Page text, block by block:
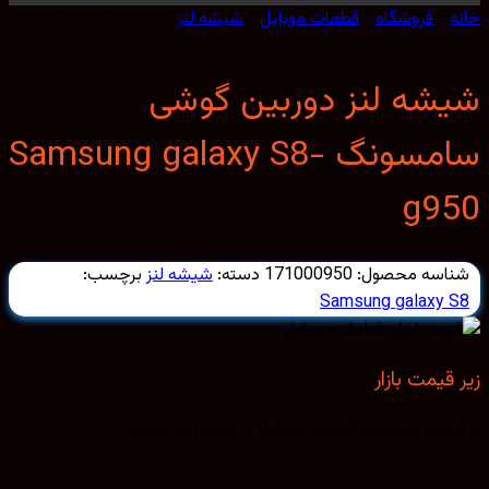
/فروشگاه/قطعات موبایل/ شیشه لنز
لنز دوربین گوشی
سامسونگ Samsung galaxy S8-
محصول:171000950دسته:شیشه لنزبرچسب:
Samsung galaxy
بازار